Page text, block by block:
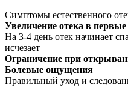
Симптомы естественного
Увеличение отека в
На 3-4 день отек начинает
исчезает
Ограничение при
Болевые ощущения
Правильный уход и